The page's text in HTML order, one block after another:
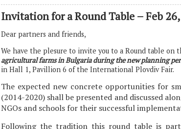
Invitation for a Round Table – Feb
Dear partners and friends,
We have the plesure to invite you to a Round table on
agricultural farms in Bulgaria during the new planning
in Hall 1, Pavillion 6 of the International Plovdiv Fair.
The expected new concrete opportunities for
(2014-2020) shall be presented and discussed
NGOs and schools for their successful
Following the tradition this round table is